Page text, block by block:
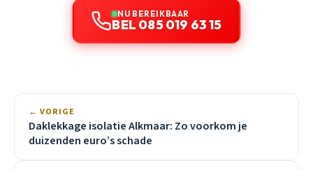
NU BEREIKBAAR
BEL 085 019 63 15
← VORIGE
Daklekkage isolatie Alkmaar: Zo voorkom je
duizenden euro’s schade